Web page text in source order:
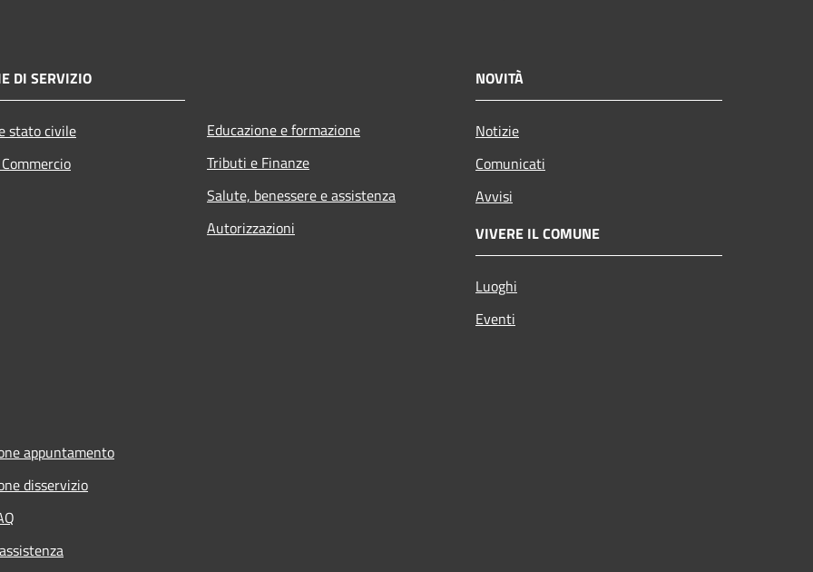
DI SERVIZIO
stato civile
Educazione e formazione
Tributi e Finanze
Salute, benessere e assistenza
Autorizzazioni
NOVITÀ
Notizie
Comunicati
Avvisi
VIVERE IL COMUNE
Luoghi
Eventi
appuntamento
disservizio